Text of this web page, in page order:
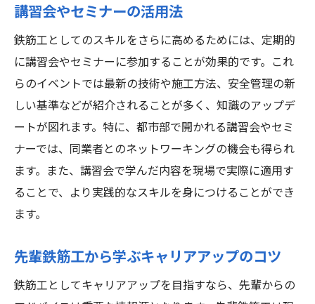
資格取得が鉄筋工としての昇進と給与アップに
繋がる理由
資格保持者の昇進率と給与のデータ
昇進に必要な資格とその取得方法
資格取得が給与アップに直結する理由
昇進と給与アップを目指すためのキャリア
戦略
資格を取得した際の交渉方法
む方法
資格取得が就職活動に与える影響
資格保有者が求められる職場環境
講習会やセミナーの活用法
鉄筋工としてのスキルをさらに高めるためには、定期的
に講習会やセミナーに参加することが効果的です。これ
らのイベントでは最新の技術や施工方法、安全管理の新
しい基準などが紹介されることが多く、知識のアップデ
ートが図れます。特に、都市部で開かれる講習会やセミ
ナーでは、同業者とのネットワーキングの機会も得られ
ます。また、講習会で学んだ内容を現場で実際に適用す
ることで、より実践的なスキルを身につけることができ
ます。
先輩鉄筋工から学ぶキャリアアップのコツ
鉄筋工としてキャリアアップを目指すなら、先輩からの